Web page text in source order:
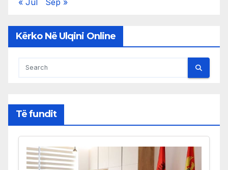
« Jul Sep »
Kërko Në Ulqini Online
Të fundit